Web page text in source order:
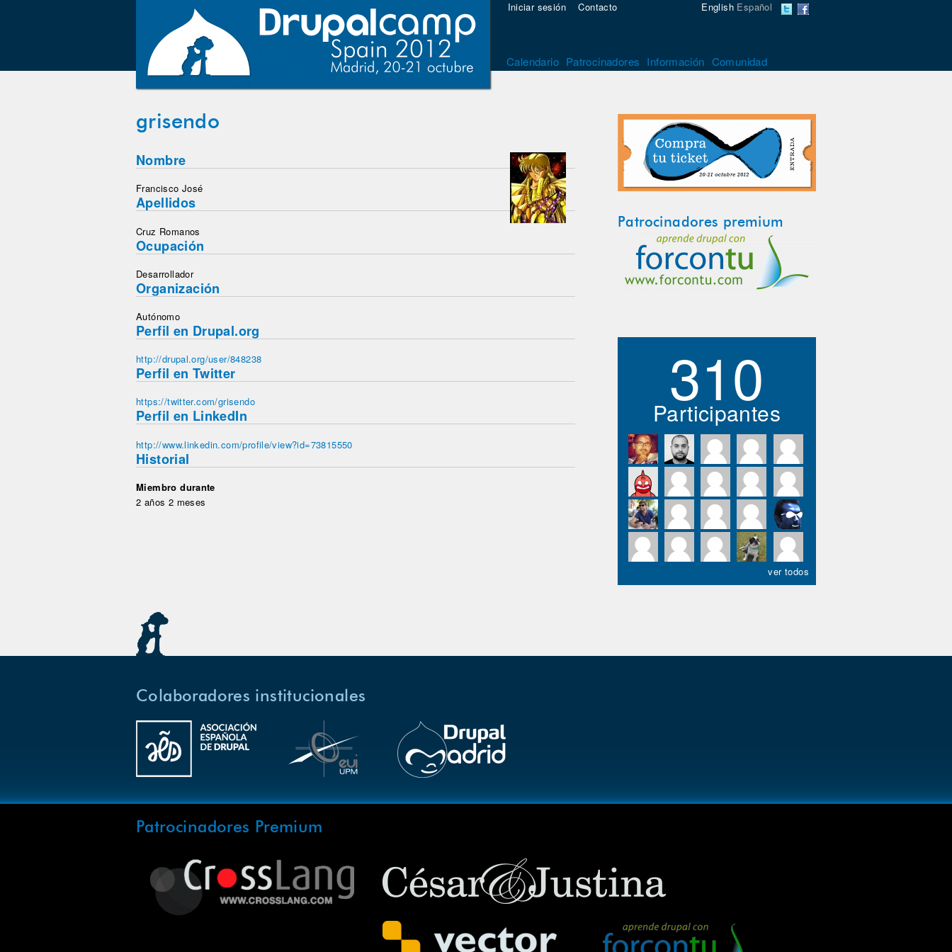
English Español
Iniciar sesión Contacto
Calendario Patrocinadores Información Comunidad
grisendo
Nombre
Francisco José
Apellidos
Cruz Romanos
Ocupación
Desarrollador
Organización
Autónomo
Perfil en Drupal.org
http://drupal.org/user/848238
Perfil en Twitter
https://twitter.com/grisendo
Perfil en LinkedIn
http://www.linkedin.com/profile/view?id=73815550
Historial
Miembro durante
2 años 2 meses
Patrocinadores premium
310
Participantes
ver todos
Colaboradores institucionales
Patrocinadores Premium